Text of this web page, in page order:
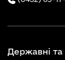
Державні та